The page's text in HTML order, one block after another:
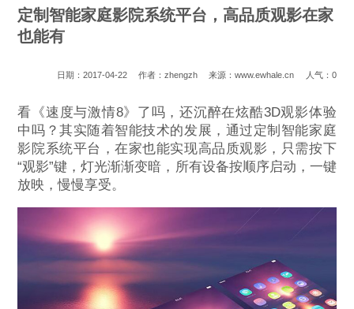
定制智能家庭影院系统平台，高品质观影在家
也能有
日期：2017-04-22 作者：zhengzh 来源：www.ewhale.cn 人气： 0
看《速度与激情8》了吗，还沉醉在炫酷3D观影体验
中吗？其实随着智能技术的发展，通过定制智能家庭
影院系统平台，在家也能实现高品质观影，只需按下
“观影”键，灯光渐渐变暗，所有设备按顺序启动，一键
放映，慢慢享受。